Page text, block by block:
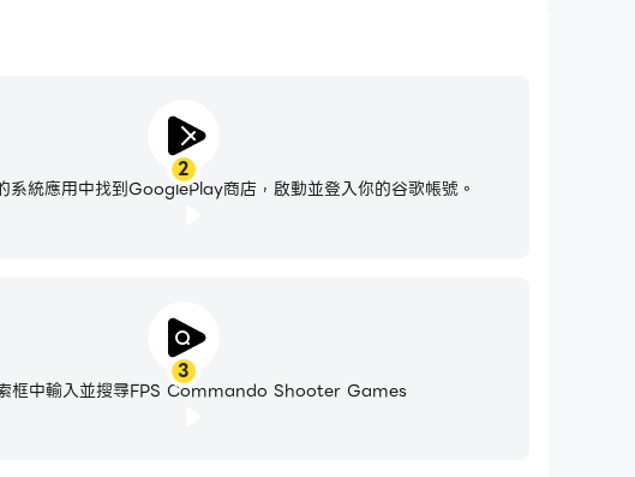
2
系統應用中找到GooglePlay商店，啟動並登入你的谷歌帳號。
3
框中輸入並搜尋FPS Commando Shooter Games